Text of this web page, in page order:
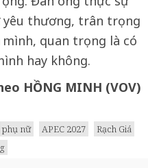
yêu thương, trân trọng
mình, quan trọng là có
hay không.
HỒNG MINH (VOV)
phụ nữ APEC 2027
Rạch Giá